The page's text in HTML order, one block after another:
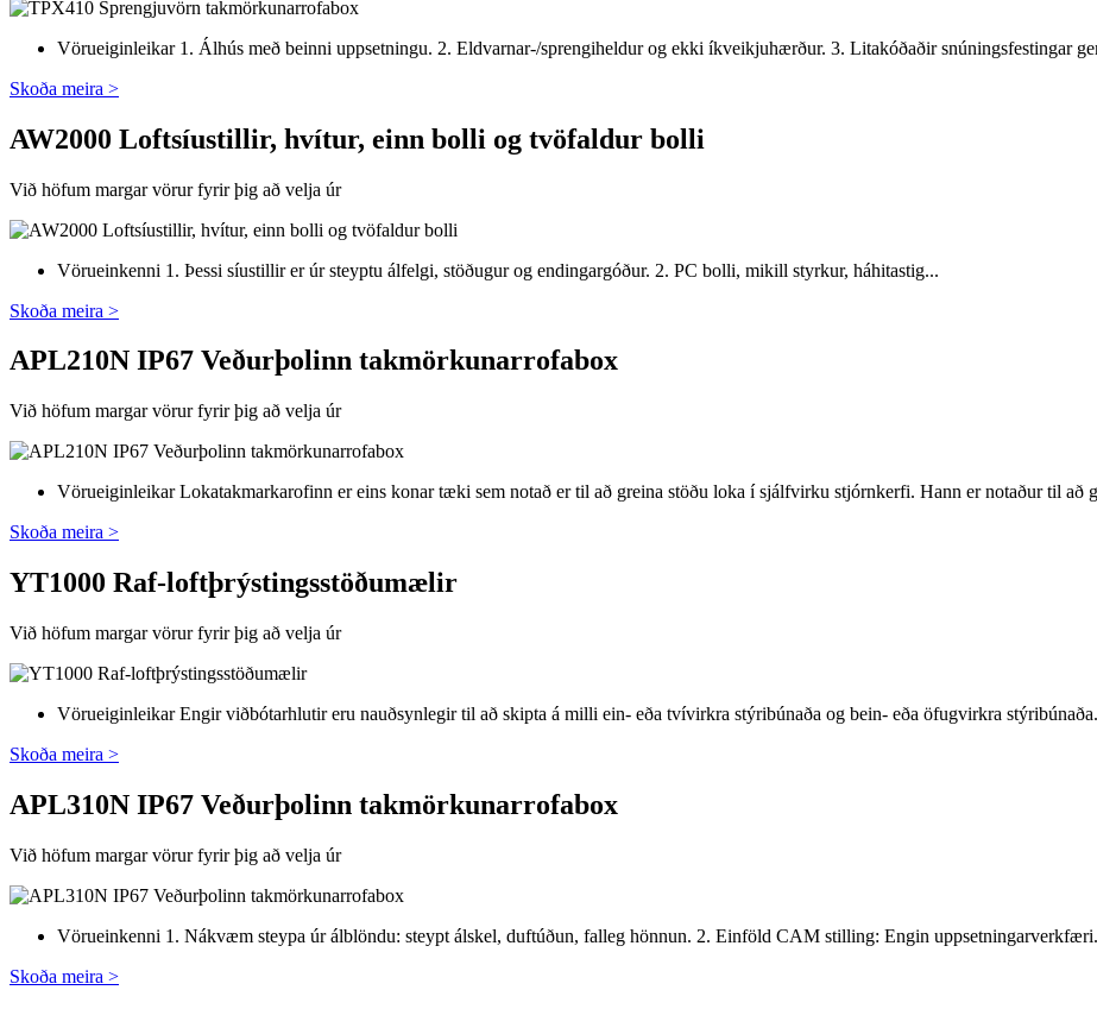
Vörueiginleikar 1. Álhús með beinni uppsetningu. 2. Eldvarnar-/sprengiheldur og ekki íkveikjuhærður. 3. Litakóðaðir snúningsfestingar
Skoða meira >
AW2000 Loftsíustillir, hvítur, einn bolli og tvöfaldur bolli
Við höfum margar vörur fyrir þig að velja úr
Vörueinkenni 1. Þessi síustillir er úr steyptu álfelgi, stöðugur og endingargóður. 2. PC bolli, mikill styrkur, háhitastig...
Skoða meira >
APL210N IP67 Veðurþolinn takmörkunarrofabox
Við höfum margar vörur fyrir þig að velja úr
Vörueiginleikar Lokatakmarkarofinn er eins konar tæki sem notað er til að greina stöðu loka í sjálfvirku stjórnkerfi. Hann er notaður til að
Skoða meira >
YT1000 Raf-loftþrýstingsstöðumælir
Við höfum margar vörur fyrir þig að velja úr
Vörueiginleikar Engir viðbótarhlutir eru nauðsynlegir til að skipta á milli ein- eða tvívirkra stýribúnaða og bein- eða öfugvirkra
Skoða meira >
APL310N IP67 Veðurþolinn takmörkunarrofabox
Við höfum margar vörur fyrir þig að velja úr
Vörueinkenni 1. Nákvæm steypa úr álblöndu: steypt álskel, duftúðun, falleg hönnun. 2. Einföld CAM stilling: Engin
Skoða meira >